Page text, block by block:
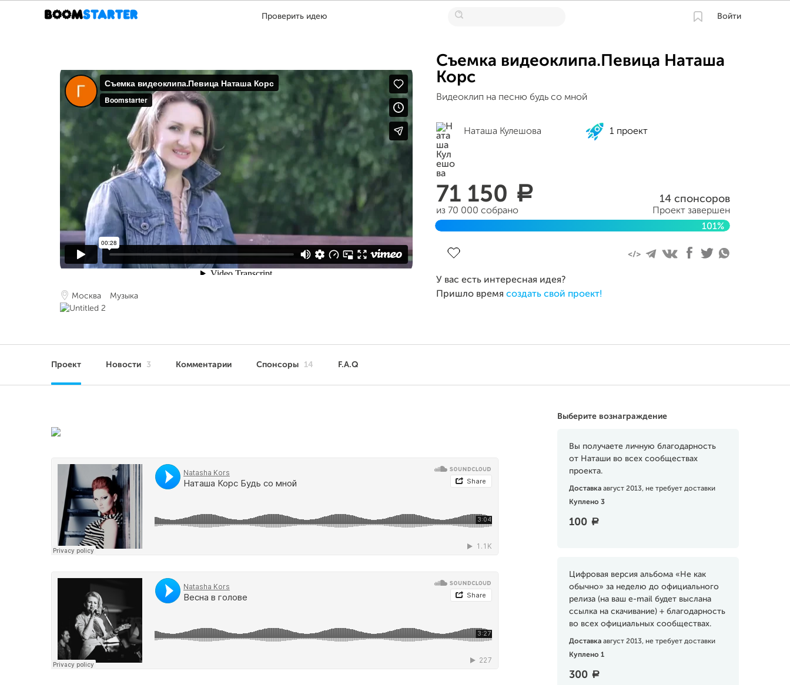
Проверить идею Войти
Москва Музыка
Съемка видеоклипа.Певица Наташа
Корс
Видеоклип на песню будь со мной
Наташа Кулешова 1 проект
71 150 a
из 70 000 собрано
14 спонсоров
Проект завершен
101%
У вас есть интересная идея?
Пришло время создать свой проект!
Проект Новости 3 Комментарии Спонсоры 14 F.A.Q
Выберите вознаграждение
Вы получаете личную благодарность
от Наташи во всех сообществах
проекта.
Доставка август 2013, не требует доставки
Куплено 3
100 a
Цифровая версия альбома «Не как
обычно» за неделю до официального
релиза (на ваш e-mail будет выслана
ссылка на скачивание) + благодарность
во всех официальных сообществах.
Доставка август 2013, не требует доставки
Куплено 1
300 a